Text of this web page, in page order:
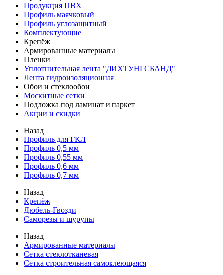
Продукция ПВХ
Профиль маячковый
Профиль углозащитный
Комплектующие
Крепёж
Армированные материалы
Пленки
Уплотнительная лента "ДИХТУНГСБАНД"
Лента гидроизоляционная
Обои и стеклообои
Москитные сетки
Подложка под ламинат и паркет
Акции и скидки
Назад
Профиль для ГКЛ
Профиль 0,5 мм
Профиль 0,55 мм
Профиль 0,6 мм
Профиль 0,7 мм
Назад
Крепёж
Дюбель-Гвозди
Саморезы и шурупы
Назад
Армированные материалы
Сетка стеклотканевая
Сетка строительная самоклеющаяся